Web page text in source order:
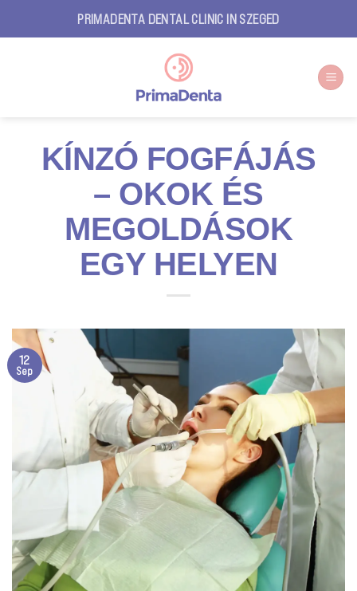
PRIMADENTA DENTAL CLINIC IN SZEGED
KÍNZÓ FOGFÁJÁS
– OKOK ÉS
MEGOLDÁSOK
EGY HELYEN
12
Sep